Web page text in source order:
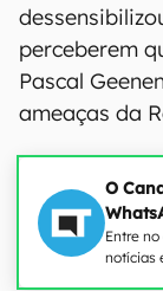
perceberem
Pascal
ameaças da
O
Entre
notícias